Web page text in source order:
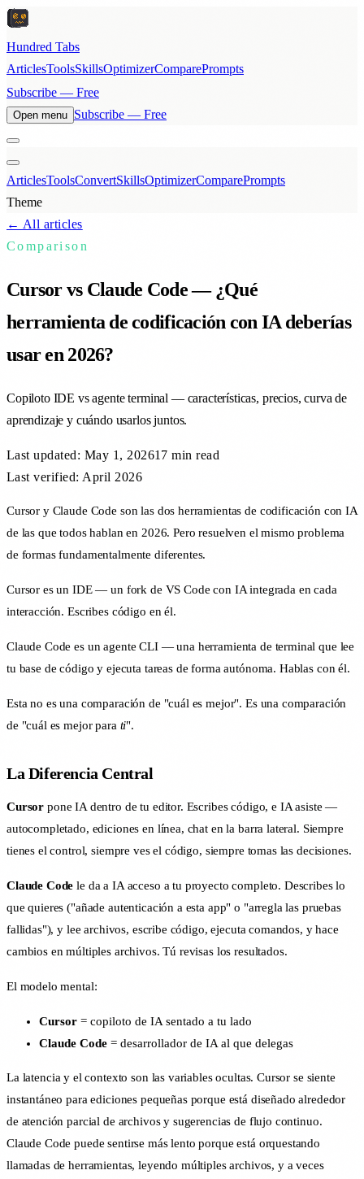
Hundred Tabs
ArticlesToolsSkillsOptimizerComparePrompts
Subscribe — Free
Open menu Subscribe — Free
ArticlesToolsConvertSkillsOptimizerComparePrompts
Theme
← All articles
Comparison
Cursor vs Claude Code — ¿Qué
herramienta de codificación con IA deberías
usar en 2026?
Copiloto IDE vs agente terminal — características, precios, curva de
aprendizaje y cuándo usarlos juntos.
Last updated: May 1, 202617 min read
Last verified: April 2026
Cursor y Claude Code son las dos herramientas de codificación con IA
de las que todos hablan en 2026. Pero resuelven el mismo problema
de formas fundamentalmente diferentes.
Cursor es un IDE — un fork de VS Code con IA integrada en cada
interacción. Escribes código en él.
Claude Code es un agente CLI — una herramienta de terminal que lee
tu base de código y ejecuta tareas de forma autónoma. Hablas con él.
Esta no es una comparación de "cuál es mejor". Es una comparación
de "cuál es mejor para ti".
La Diferencia Central
Cursor pone IA dentro de tu editor. Escribes código, e IA asiste —
autocompletado, ediciones en línea, chat en la barra lateral. Siempre
tienes el control, siempre ves el código, siempre tomas las decisiones.
Claude Code le da a IA acceso a tu proyecto completo. Describes lo
que quieres ("añade autenticación a esta app" o "arregla las pruebas
fallidas"), y lee archivos, escribe código, ejecuta comandos, y hace
cambios en múltiples archivos. Tú revisas los resultados.
El modelo mental:
Cursor = copiloto de IA sentado a tu lado
Claude Code = desarrollador de IA al que delegas
La latencia y el contexto son las variables ocultas. Cursor se siente
instantáneo para ediciones pequeñas porque está diseñado alrededor
de atención parcial de archivos y sugerencias de flujo continuo.
Claude Code puede sentirse más lento porque está orquestando
llamadas de herramientas, leyendo múltiples archivos, y a veces